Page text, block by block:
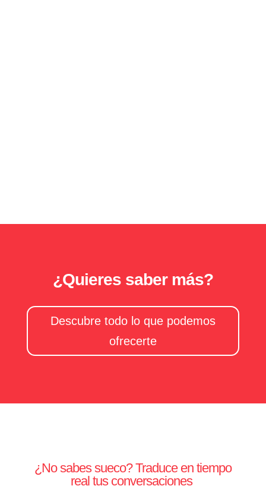
¿Quieres saber más?
Descubre todo lo que podemos
ofrecerte
¿No sabes sueco? Traduce en tiempo
real tus conversaciones